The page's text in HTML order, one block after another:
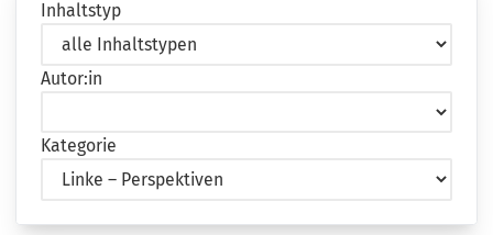
Inhaltstyp
Autor:in
Kategorie